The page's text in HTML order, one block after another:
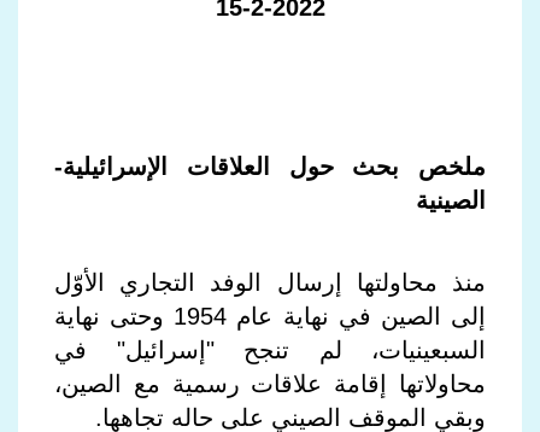
15-2-2022
ملخص بحث حول العلاقات الإسرائيلية-
الصينية
منذ محاولتها إرسال الوفد التجاري الأوّل
إلى الصين في نهاية عام 1954 وحتى نهاية
السبعينيات، لم تنجح "إسرائيل" في
محاولاتها إقامة علاقات رسمية مع الصين،
وبقي الموقف الصيني على حاله تجاهها.